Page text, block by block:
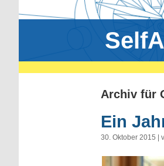
Archiv für
Ein
30. Oktober 2015 |